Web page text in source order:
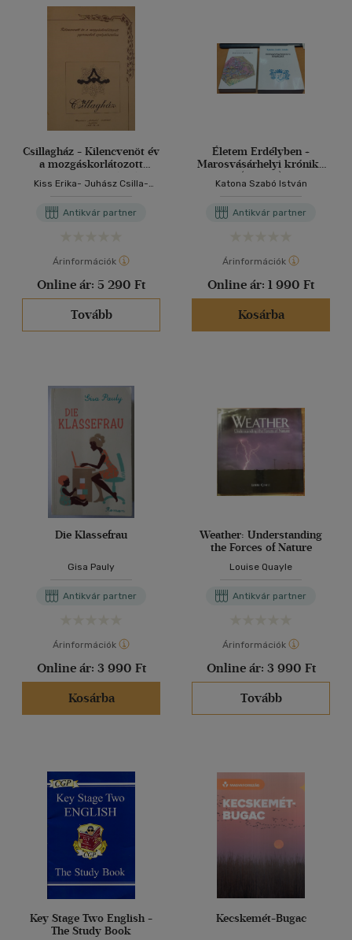
Csillagház - Kilencvenöt év
a mozgáskorlátozott
Kiss Erika- Juhász Csilla-
Dombainé Esztergomi Anna -
Balogh Sára -Kőpatakiné
Antikvár partner
Árinformációk
Online ár: 5 290 Ft
Tovább
Életem Erdélyben +
Marosvásárhelyi krónika
(2 kötet)
Katona Szabó István
Antikvár partner
Árinformációk
Online ár: 1 990 Ft
Kosárba
Die Klassefrau
Gisa Pauly
Antikvár partner
Árinformációk
Online ár: 3 990 Ft
Kosárba
Weather: Understanding
the Forces of Nature
Louise Quayle
Antikvár partner
Árinformációk
Online ár: 3 990 Ft
Tovább
Key Stage Two English -
The Study Book
Kecskemét-Bugac